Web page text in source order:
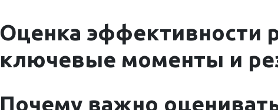
Оценка эффективности
ключевые моменты и
Почему важно